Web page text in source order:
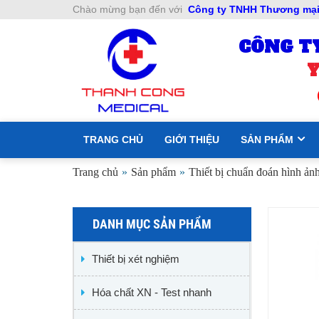
Chào mừng bạn đến với Công ty TNHH Thương
CÔNG
TRANG CHỦ GIỚI THIỆU SẢN PHẨM
Trang chủ » Sản phẩm » Thiết bị chuẩn đoán hình
DANH MỤC SẢN PHẨM
Thiết bị xét nghiệm
Hóa chất XN - Test nhanh